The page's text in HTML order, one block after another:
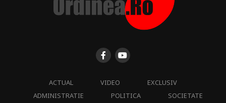
ACTUAL VIDEO
EXCLUSIV
ADMINISTRATIE
POLITICA
SOCIETATE